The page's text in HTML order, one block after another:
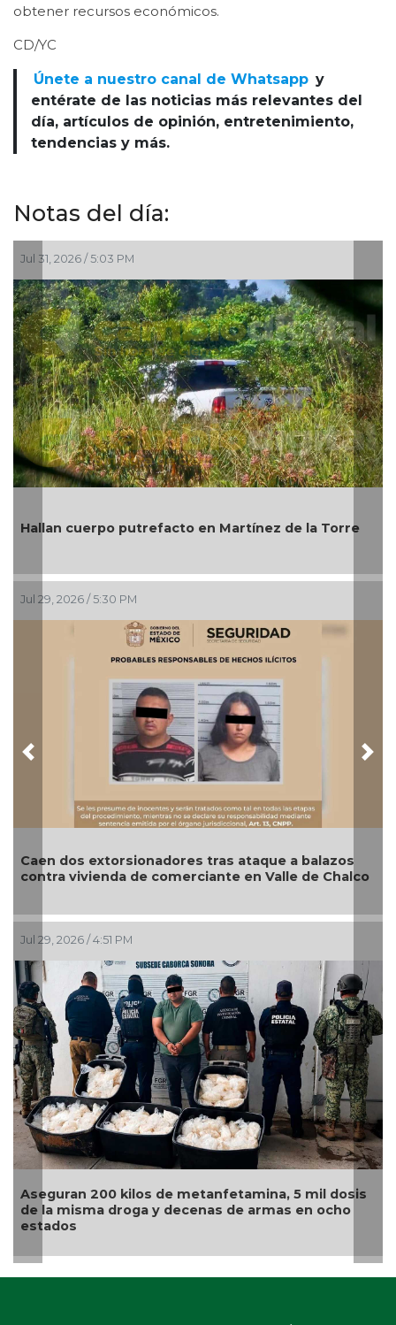
obtener recursos económicos.
CD/YC
Únete a nuestro canal de Whatsapp y
entérate de las noticias más relevantes del
día, artículos de opinión, entretenimiento,
tendencias y más.
Notas del día:
Jul 31, 2026 / 5:03 PM
Hallan cuerpo putrefacto en Martínez de la Torre
Jul 29, 2026 / 5:30 PM
Caen dos extorsionadores tras ataque a balazos
contra vivienda de comerciante en Valle de Chalco
Jul 29, 2026 / 4:51 PM
Aseguran 200 kilos de metanfetamina, 5 mil dosis
de la misma droga y decenas de armas en ocho
estados
Previous